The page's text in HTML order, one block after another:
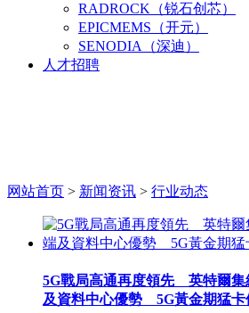
RADROCK（锐石创芯）
EPICMEMS（开元）
SENODIA（深迪）
人才招聘
网站首页 > 新闻资讯 > 行业动态
5G戰局高通再度領先 英特爾
及資料中心優勢 5G黃金期猛卡